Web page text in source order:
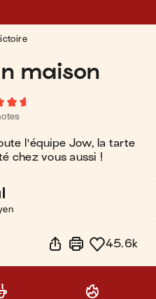
maison
l'équipe Jow, la tarte
chez vous aussi !
45.6k